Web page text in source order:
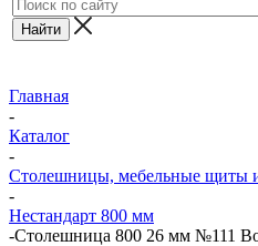
Главная
-
Каталог
-
Столешницы, мебельные щиты
-
Нестандарт 800 мм
-Столешница 800 26 мм №111